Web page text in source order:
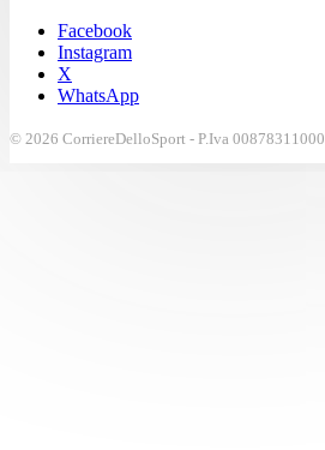
Facebook
Instagram
X
WhatsApp
© 2026 CorriereDelloSport - P.Iva 00878311000